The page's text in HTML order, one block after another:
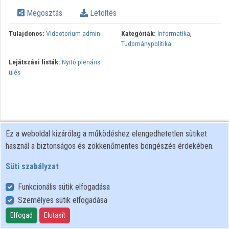
Intézmények
Közreműködők
Megosztás Letöltés
Tulajdonos: Videotorium admin Kategóriák: Informatika,
Tudománypolitika
Lejátszási listák: Nyitó plenáris
ülés
Felhasználói szabályzat
Adatkezelési tájékoztató
Süti szabályzat
Ez a weboldal kizárólag a működéshez elengedhetetlen sütiket
használ a biztonságos és zökkenőmentes böngészés érdekében.
Süti szabályzat
Funkcionális sütik elfogadása
Személyes sütik elfogadása
Elfogad Elutasít